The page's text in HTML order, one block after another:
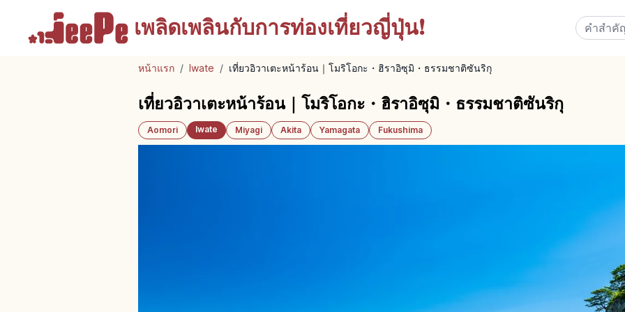
เพลิดเพลินกับการท่องเที่ยวญี่ปุ่น!
หน้าแรก / Iwate / เที่ยวอิวาเตะหน้าร้อน｜โมริโอกะ・ฮิราอิซุมิ・ธรรมชาติซันริกุ
เที่ยวอิวาเตะหน้าร้อน｜โมริโอกะ・ฮิราอิซุมิ・ธรรมชาติซันริกุ
Aomori Iwate Miyagi Akita Yamagata Fukushima